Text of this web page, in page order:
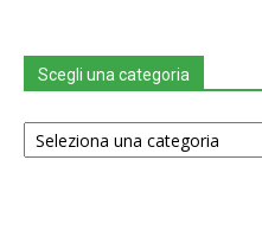
Scegli una categoria
Scegli
una